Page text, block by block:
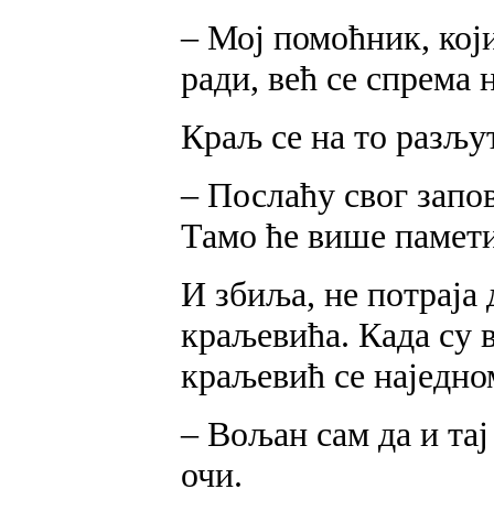
– Мој помоћник,
ради, већ се спрема
Краљ се на то
– Послаћу свог
Тамо ће више
И збиља, не потраја
краљевића. Када су
краљевић се
– Вољан сам да и
очи.